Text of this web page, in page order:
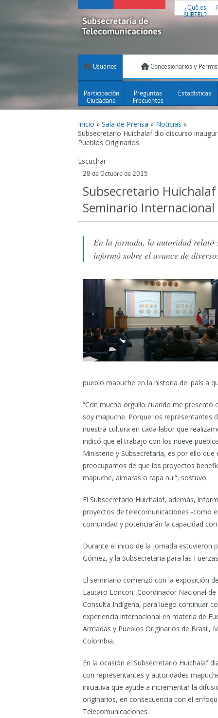
¿Qué es
SUBTEL?
Usuarios Concesionarios y
Participación
Ciudadana
Preguntas
Frecuentes
Estadísticas
Inicio » Sala de Prensa » Noticias »
Subsecretario Huichalaf dio discurso
Pueblos Originarios
Escuchar
28 de Octubre de 2015
Subsecretario
Seminario
En la jornada, la autoridad relató
informó sobre el avance de
pueblo mapuche en la historia del país a
“Con mucho orgullo cuando me presento
soy mapuche. Porque los representantes
nuestra cultura en cada labor que
indicó que el trabajo con los nueve
Ministerio y Subsecretaría, es por ello
preocupamos de que los proyectos
mapuche, aimaras o rapa nui”, sostuvo.
El Subsecretario Huichalaf, además,
proyectos de telecomunicaciones -como
comunidad y potenciarán la capacidad
Durante el inicio de la jornada estuvieron
Gómez, y la Subsecretaria para las
El seminario comenzó con la exposición
Lautaro Loncon, Coordinador Nacional de
Consulta Indígena, para luego continuar
experiencia internacional en materia de
Armadas y Pueblos Originarios de Brasil,
Colombia.
En la ocasión el Subsecretario Huichalaf
con representantes y autoridades
iniciativa que ayude a incrementar la
originarios, en consecuencia con el
Telecomunicaciones.